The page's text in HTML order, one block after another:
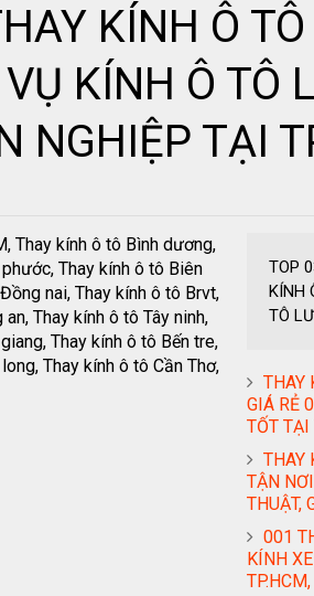
KÍNH Ô
KÍNH Ô TÔ
NGHIỆP TẠI
Thay kính ô tô Bình dương,
Thay kính ô tô Biên
nai, Thay kính ô tô Brvt,
Thay kính ô tô Tây ninh,
Thay kính ô tô Bến tre,
Thay kính ô tô Cần Thơ,
TOP
KÍNH
TÔ
THAY
GIÁ RẺ
TỐT TẠI
THAY
TẬN
THUẬT,
001
KÍNH